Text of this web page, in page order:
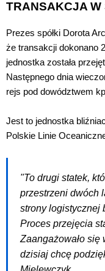
TRANSAKCJA W
Prezes spółki Dorota
że transakcji dokonano
jednostka została
Następnego dnia
rejs pod dowództwem
Jest to jednostka
Polskie Linie
"To drugi statek,
przestrzeni dwóch
strony logistycznej
Proces przejęcia
Zaangażowało się
dzisiaj chcę